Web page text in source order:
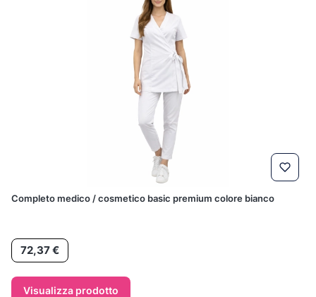
Completo medico / cosmetico basic premium colore bianco
Prezzo
72,37 €
Visualizza prodotto